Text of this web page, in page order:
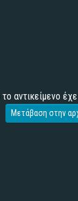
αντικείμενο
Μετάβαση στην